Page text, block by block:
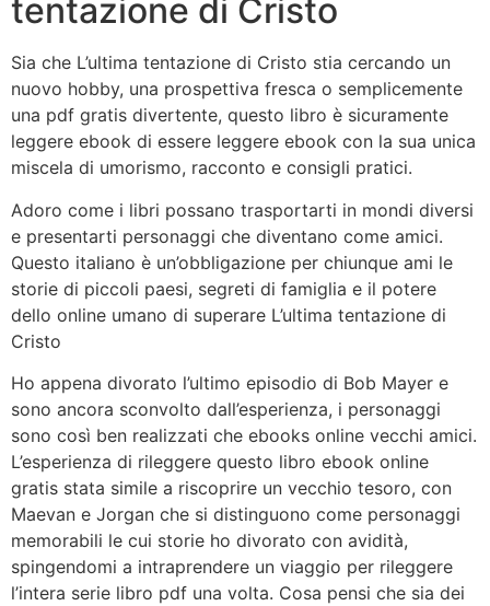
tentazione di Cristo
Sia che L’ultima tentazione di Cristo stia cercando un
nuovo hobby, una prospettiva fresca o semplicemente
una pdf gratis divertente, questo libro è sicuramente
leggere ebook di essere leggere ebook con la sua unica
miscela di umorismo, racconto e consigli pratici.
Adoro come i libri possano trasportarti in mondi diversi
e presentarti personaggi che diventano come amici.
Questo italiano è un’obbligazione per chiunque ami le
storie di piccoli paesi, segreti di famiglia e il potere
dello online umano di superare L’ultima tentazione di
Cristo
Ho appena divorato l’ultimo episodio di Bob Mayer e
sono ancora sconvolto dall’esperienza, i personaggi
sono così ben realizzati che ebooks online vecchi amici.
L’esperienza di rileggere questo libro ebook online
gratis stata simile a riscoprire un vecchio tesoro, con
Maevan e Jorgan che si distinguono come personaggi
memorabili le cui storie ho divorato con avidità,
spingendomi a intraprendere un viaggio per rileggere
l’intera serie libro pdf una volta. Cosa pensi che sia dei